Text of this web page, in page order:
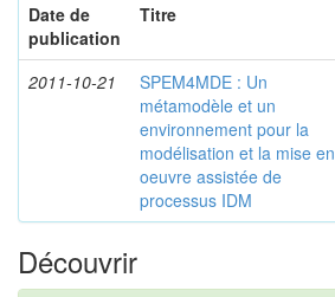
Date de
publication
Titre
2011-10-21
SPEM4MDE : Un
métamodèle et un
environnement pour la
modélisation et la mise en
oeuvre assistée de
processus IDM
Découvrir